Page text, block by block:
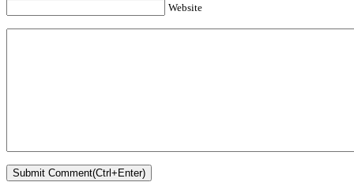
Website